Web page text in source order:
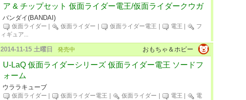
ア & チップセット 仮面ライダー電王/仮面ライダークウガ
バンダイ(BANDAI)
仮面ライダー 仮面ライダー 仮面ライダー電王 電王
フ
ィギュア...
おもちゃ＆ホビー
2014-11-15 土曜日 発売中
U-LaQ 仮面ライダーシリーズ 仮面ライダー電王 ソードフ
ォーム
ウララキューブ
仮面ライダー 仮面ライダー電王 仮面ライダー 電王
電